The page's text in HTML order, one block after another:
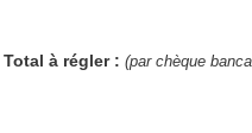
Total à régler : (par chèque